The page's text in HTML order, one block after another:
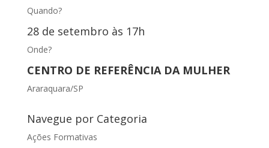
Quando?
28 de setembro às 17h
Onde?
CENTRO DE REFERÊNCIA DA MULHER
Araraquara/SP
Navegue por Categoria
Ações Formativas